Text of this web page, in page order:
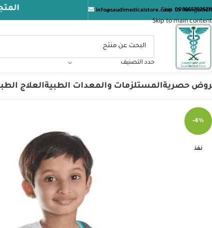
Skip to navigation
Skip to main content
info@saudimedicalstore.com المتجر الطبي
حدد التصنيف
حصريةالمستلزمات والمعدات الطبيةالعلاج
-4%
نفذ